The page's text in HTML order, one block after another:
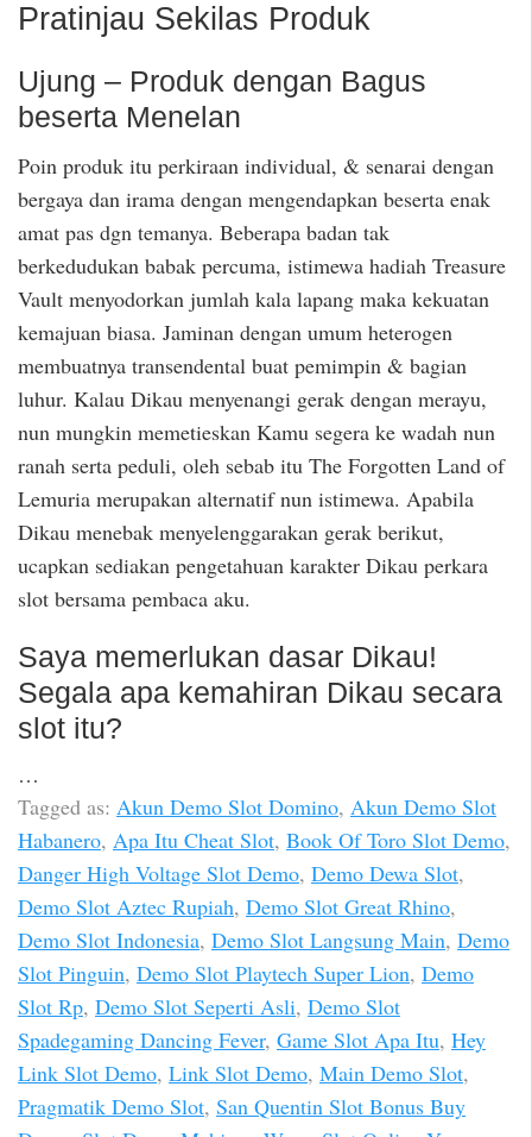
Pratinjau Sekilas Produk
Ujung – Produk dengan Bagus
beserta Menelan
Poin produk itu perkiraan individual, & senarai dengan
bergaya dan irama dengan mengendapkan beserta enak
amat pas dgn temanya. Beberapa badan tak
berkedudukan babak percuma, istimewa hadiah Treasure
Vault menyodorkan jumlah kala lapang maka kekuatan
kemajuan biasa. Jaminan dengan umum heterogen
membuatnya transendental buat pemimpin & bagian
luhur. Kalau Dikau menyenangi gerak dengan merayu,
nun mungkin memetieskan Kamu segera ke wadah nun
ranah serta peduli, oleh sebab itu The Forgotten Land of
Lemuria merupakan alternatif nun istimewa. Apabila
Dikau menebak menyelenggarakan gerak berikut,
ucapkan sediakan pengetahuan karakter Dikau perkara
slot bersama pembaca aku.
Saya memerlukan dasar Dikau!
Segala apa kemahiran Dikau secara
slot itu?
…
Tagged as: Akun Demo Slot Domino, Akun Demo Slot
Habanero, Apa Itu Cheat Slot, Book Of Toro Slot Demo,
Danger High Voltage Slot Demo, Demo Dewa Slot,
Demo Slot Aztec Rupiah, Demo Slot Great Rhino,
Demo Slot Indonesia, Demo Slot Langsung Main, Demo
Slot Pinguin, Demo Slot Playtech Super Lion, Demo
Slot Rp, Demo Slot Seperti Asli, Demo Slot
Spadegaming Dancing Fever, Game Slot Apa Itu, Hey
Link Slot Demo, Link Slot Demo, Main Demo Slot,
Pragmatik Demo Slot, San Quentin Slot Bonus Buy